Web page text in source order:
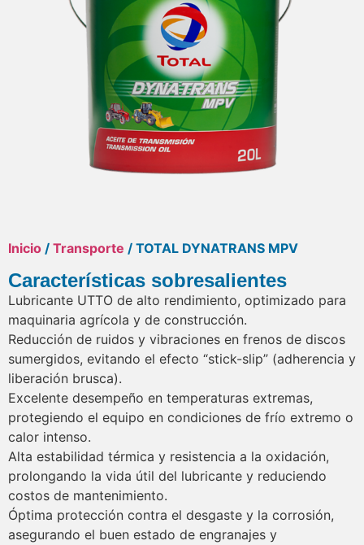
Inicio / Transporte / TOTAL DYNATRANS MPV
Características sobresalientes
Lubricante UTTO de alto rendimiento, optimizado para
maquinaria agrícola y de construcción.
Reducción de ruidos y vibraciones en frenos de discos
sumergidos, evitando el efecto “stick-slip” (adherencia y
liberación brusca).
Excelente desempeño en temperaturas extremas,
protegiendo el equipo en condiciones de frío extremo o
calor intenso.
Alta estabilidad térmica y resistencia a la oxidación,
prolongando la vida útil del lubricante y reduciendo
costos de mantenimiento.
Óptima protección contra el desgaste y la corrosión,
asegurando el buen estado de engranajes y